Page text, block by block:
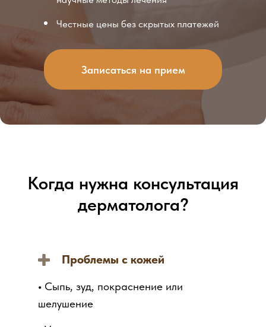
Записаться на прием
Честные цены без скрытых платежей
Когда нужна консультация
дерматолога?
• Сыпь, зуд, покраснение или
шелушение
Проблемы с кожей